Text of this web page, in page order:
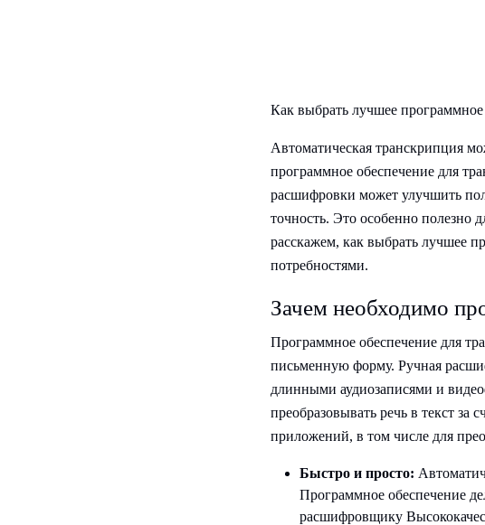
Как выбрать лучшее
Автоматическая транскрипция
программное обеспечение для
расшифровки может улучшить
точность. Это особенно полезно
расскажем, как выбрать лучшее
потребностями.
Зачем необходимо
Программное обеспечение для
письменную форму. Ручная
длинными аудиозаписями и
преобразовывать речь в текст
приложений, в том числе для
Быстро и просто:
Программное обеспечение
расшифровщику